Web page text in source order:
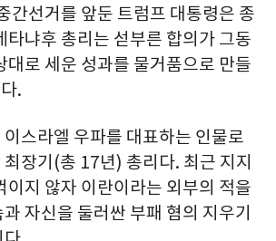
간선거를 앞둔 트럼프 대통령은 종
타냐후 총리는 섣부른 합의가 그동
대로 세운 성과를 물거품으로 만들
.
스라엘 우파를 대표하는 인물로
장기(총 17년) 총리다. 최근 지지
이지 않자 이란이라는 외부의 적을
자신을 둘러싼 부패 혐의 지우기